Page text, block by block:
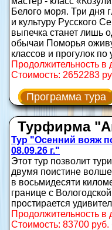
Белого моря. Три дня
и культуру Русского
выпечка станет лишь
обычаи Поморья
классов и прогулок по
Продолжительность в
Стоимость: 2652283
Программа тура
Турфирма
Тур "Осенний вояж
08.09.26 г."
Этот тур позволит
двумя поистине
в восьмидесяти
границе с
простирается
Продолжительность в
Стоимость: 83700 руб.